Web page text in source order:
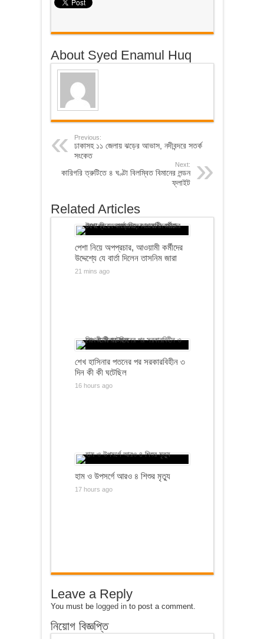
About Syed Enamul Huq
Previous:
ঢাকাসহ ১১ জেলায় ঝড়ের আভাস, নদীবন্দরে সতর্ক
সংকেত
Next:
কারিগরি ত্রুটিতে ৪ ঘণ্টা বিলম্বিত বিমানের লন্ডন
ফ্লাইট
Related Articles
পেশা নিয়ে অপপ্রচার, আওয়ামী কর্মীদের
উদ্দেশ্যে যে বার্তা দিলেন তাসনিম জারা
21 mins ago
শেখ হাসিনার পতনের পর সরকারবিহীন ৩
দিন কী কী ঘটেছিল
16 hours ago
হাম ও উপসর্গে আরও ৪ শিশুর মৃত্যু
17 hours ago
Leave a Reply
You must be logged into post a comment.
নিয়োগ বিজ্ঞপ্তি